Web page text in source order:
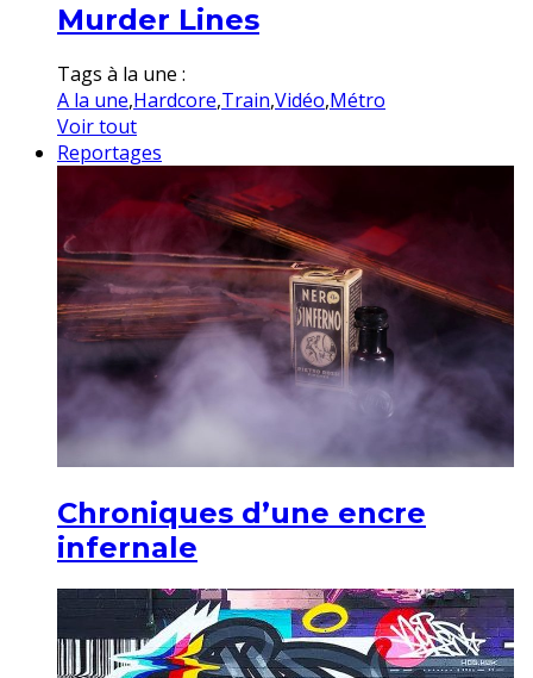
Murder Lines
Tags à la une :
A la une,Hardcore,Train,Vidéo,Métro
Voir tout
Reportages
Chroniques d’une encre
infernale